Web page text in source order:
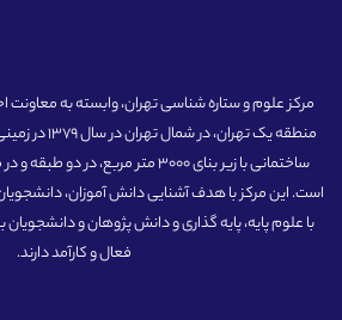
مرکز علوم و ستاره شناسی تهران، وابسته به
ساختمانی با زیر بنای 3000 متر مربع،
است. این مرکز با هدف آشنایی دانش آموزان،
با علوم پایه، پایه گذاری و دانش پژوهان و
فعال و کارآمد دارند.